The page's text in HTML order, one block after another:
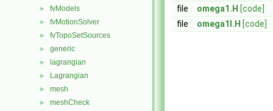
► fvModels
► fvMotionSolver
► fvTopoSetSources
► generic
► lagrangian
► Lagrangian
► mesh
► meshCheck
file
omega1.H [code]
file
omega1I.H [code]